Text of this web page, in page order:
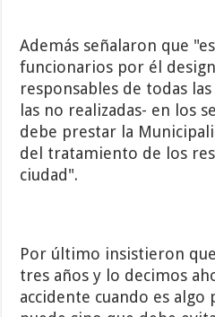
Además señalaron que
funcionarios por él
responsables de todas
las no realizadas- en los
debe prestar la
del tratamiento de los
ciudad".
Por último insistieron
tres años y lo decimos
accidente cuando es